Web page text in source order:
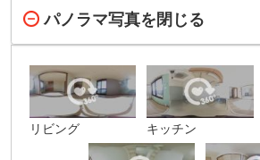
パノラマ写真を閉じる
リビング キッチン